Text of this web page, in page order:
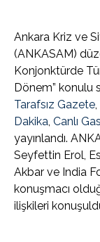
Ankara Kriz ve
(ANKASAM)
Konjonktürde
Dönem” konulu
Tarafsız Gazete
Dakika Canlı
yayınlandı.
Seyfettin Erol,
Akbar ve India
konuşmacı
ilişkileri